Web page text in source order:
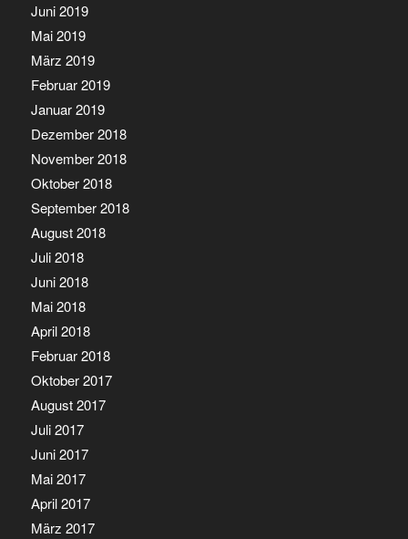
Juni 2019
Mai 2019
März 2019
Februar 2019
Januar 2019
Dezember 2018
November 2018
Oktober 2018
September 2018
August 2018
Juli 2018
Juni 2018
Mai 2018
April 2018
Februar 2018
Oktober 2017
August 2017
Juli 2017
Juni 2017
Mai 2017
April 2017
März 2017